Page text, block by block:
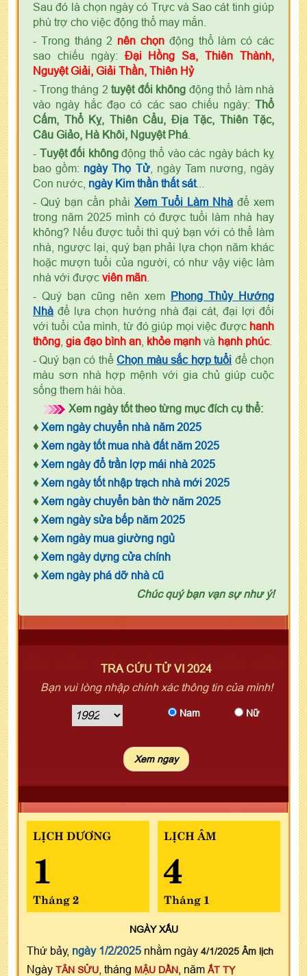
Sau đó là chọn ngày có Trực và Sao cát tinh giúp
phù trợ cho việc động thổ may mắn.
- Trong tháng 2 nên chọn động thổ làm có các
sao chiếu ngày: Đại Hồng Sa, Thiên Thành,
Nguyệt Giải, Giải Thần, Thiên Hỷ
- Trong tháng 2 tuyệt đối không động thổ làm nhà
vào ngày hắc đạo có các sao chiếu ngày: Thổ
Cấm, Thổ Kỵ, Thiên Cẩu, Địa Tặc, Thiên Tặc,
Câu Giảo, Hà Khôi, Nguyệt Phá
- Tuyệt đối khôngđộng thổ vào các ngày bách kỵ
bao gồm: ngày Thọ Tử, ngày Tam nương, ngày
Con nước, ngày Kim thần thất sát...
- Quý bạn cần phải Xem Tuổi Làm Nhà để xem
trong năm 2025 mình có được tuổi làm nhà hay
không? Nếu được tuổi thì quý bạn với có thể làm
nhà, ngược lại, quý bạn phải lựa chọn năm khác
hoặc mượn tuổi của người, có như vậy việc làm
nhà với được viên mãn
- Quý bạn cũng nên xem Phong Thủy Hướng
Nhà để lựa chọn hướng nhà đại cát, đại lợi đối
với tuổi của mình, từ đó giúp mọi việc được hanh
thông gia đạo bình an khỏe mạnh và hạnh phúc.
- Quý bạn có thểChọn màu sắc hợp tuổi để chọn
màu sơn nhà hợp mệnh với gia chủ giúp cuộc
sống them hài hòa.
Xem ngày tốt theo từng mục đích cụ thể:
♦ Xem ngày chuyển nhà năm 2025
♦ Xem ngày tốt mua nhà đất năm 2025
♦ Xem ngày đổ trần lợp mái nhà 2025
♦ Xem ngày tốt nhập trạch nhà mới 2025
♦ Xem ngày chuyển bàn thờ năm 2025
♦ Xem ngày sửa bếp năm 2025
♦ Xem ngày mua giường ngủ
♦ Xem ngày dựng cửa chính
♦ Xem ngày phá dỡ nhà cũ
Chúc quý bạn vạn sự như ý!
TRA CỨU TỬ VI 2024
Bạn vui lòng nhập chính xác thông tin của mình!
Nam Nữ
LỊCH DƯƠNG
1
Tháng 2
LỊCH ÂM
4
Tháng 1
NGÀYXẤU
Thứ bảy, ngày 1/2/2025 nhằm ngày 4/1/2025 Âm lịch
Ngày TÂN SỬU , tháng MẬU DẦN , năm ẤT TỴ